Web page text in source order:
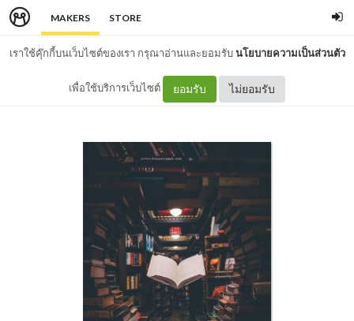
MAKERS STORE
เราใช้คุ๊กกี้บนเว็บไซต์ของเรา กรุณาอ่านและยอมรับนโยบายความเป็นส่วนตัว
เพื่อใช้บริการเว็บไซต์ ยอมรับ ไม่ยอมรับ